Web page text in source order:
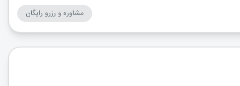
مشاوره و رزرو رایگان